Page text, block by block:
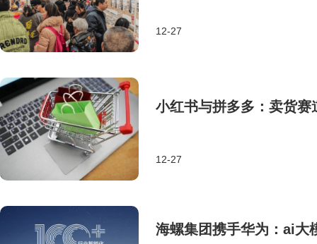
12-27
小红书与拼多多：卖货
12-27
海螺集团携手华为：ai大